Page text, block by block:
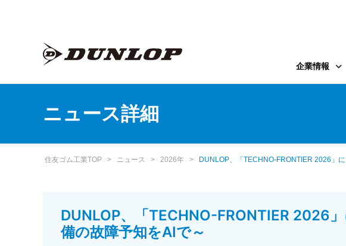
企業情報
ニュース詳細
住友ゴム工業TOP > ニュース > 2026年 > DUNLOP、「TECHNO-FRONTIER 2026」
DUNLOP、「TECHNO-FRONTIER 2026
備の故障予知をAIで～